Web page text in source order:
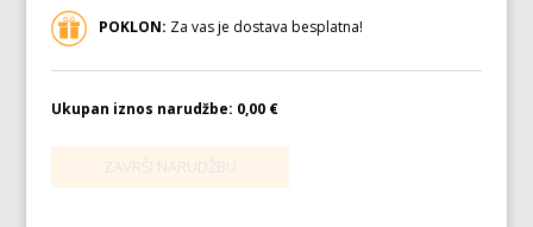
POKLON: Za vas je dostava besplatna!
Ukupan iznos narudžbe: 0,00 €